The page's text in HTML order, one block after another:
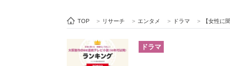
ビジネスと働き方のヒント
TOP > リサーチ > エンタメ > ドラマ > 【女性に聞いた
ドラマ